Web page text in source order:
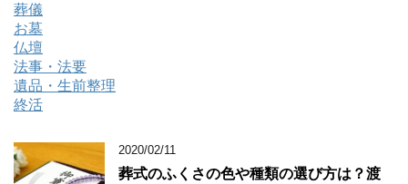
葬儀
お墓
仏壇
法事・法要
遺品・生前整理
終活
2020/02/11
葬式のふくさの色や種類の選び方は？渡